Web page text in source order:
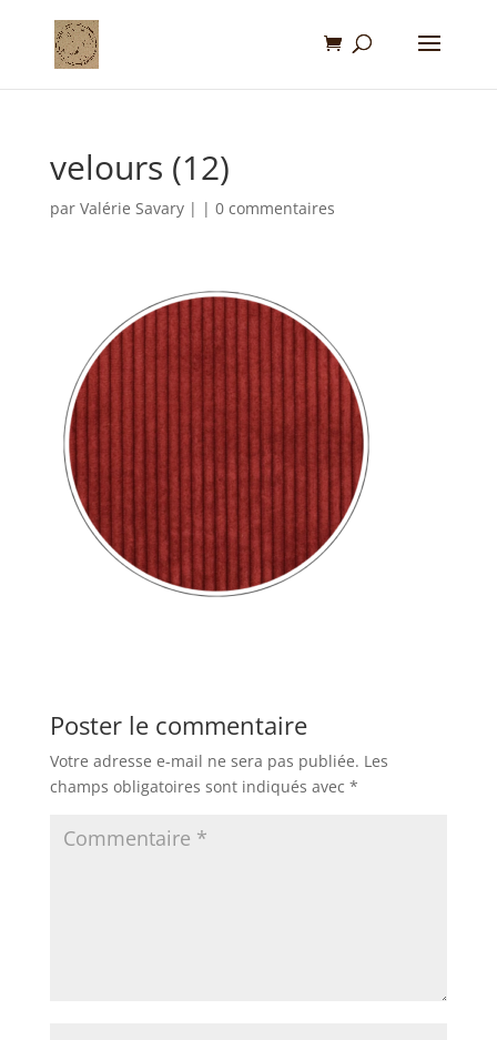
velours (12)
par Valérie Savary| | 0 commentaires
Poster le commentaire
Votre adresse e-mail ne sera pas publiée. Les
champs obligatoires sont indiqués avec *